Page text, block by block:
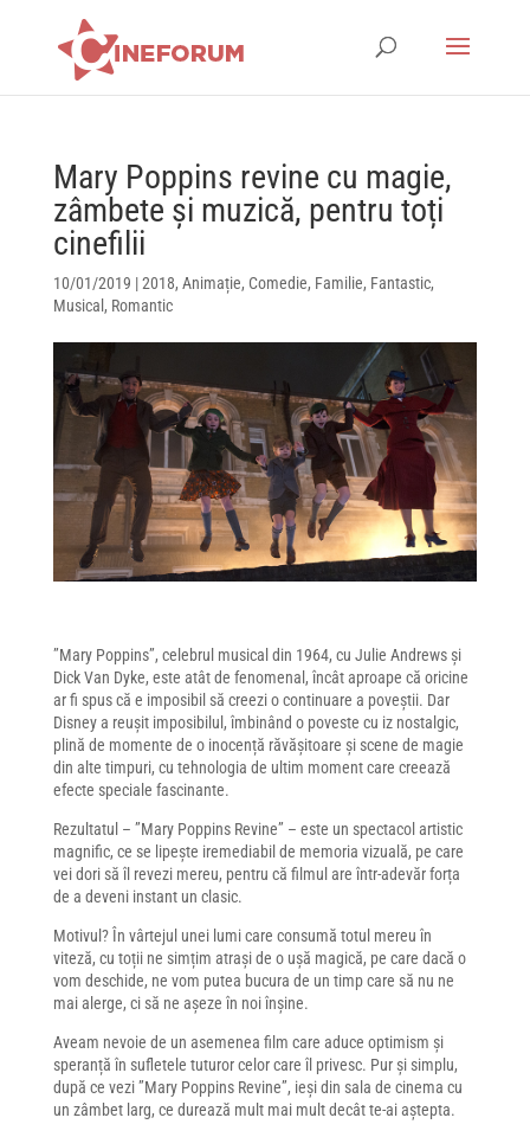
Mary Poppins revine cu magie,
zâmbete și muzică, pentru toți
cinefilii
10/01/2019 |2018, Animație, Comedie, Familie, Fantastic,
Musical , Romantic
”Mary Poppins”, celebrul musical din 1964, cu Julie Andrews și
Dick Van Dyke, este atât de fenomenal, încât aproape că oricine
ar fi spus că e imposibil să creezi o continuare a poveștii. Dar
Disney a reușit imposibilul, îmbinând o poveste cu iz nostalgic,
plină de momente de o inocență răvășitoare și scene de magie
din alte timpuri, cu tehnologia de ultim moment care creează
efecte speciale fascinante.
Rezultatul – ”Mary Poppins Revine” – este un spectacol artistic
magnific, ce se lipește iremediabil de memoria vizuală, pe care
vei dori să îl revezi mereu, pentru că filmul are într-adevăr forța
de a deveni instant un clasic.
Motivul? În vârtejul unei lumi care consumă totul mereu în
viteză, cu toții ne simțim atrași de o ușă magică, pe care dacă o
vom deschide, ne vom putea bucura de un timp care să nu ne
mai alerge, ci să ne așeze în noi înșine.
Aveam nevoie de un asemenea film care aduce optimism și
speranță în sufletele tuturor celor care îl privesc. Pur și simplu,
după ce vezi ”Mary Poppins Revine”, ieși din sala de cinema cu
un zâmbet larg, ce durează mult mai mult decât te-ai aștepta.